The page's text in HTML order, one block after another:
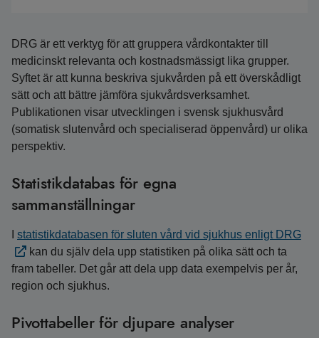
DRG är ett verktyg för att gruppera vårdkontakter till
medicinskt relevanta och kostnadsmässigt lika grupper.
Syftet är att kunna beskriva sjukvården på ett överskådligt
sätt och att bättre jämföra sjukvårdsverksamhet.
Publikationen visar utvecklingen i svensk sjukhusvård
(somatisk slutenvård och specialiserad öppenvård) ur olika
perspektiv.
Statistikdatabas för egna
sammanställningar
statistikdatabasen för sluten vård vid sjukhus enligt DRG
kan du själv dela upp statistiken på olika sätt och ta
fram tabeller. Det går att dela upp data exempelvis per år,
region och sjukhus.
Pivottabeller för djupare analyser